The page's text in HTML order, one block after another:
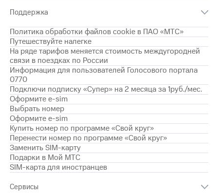
на
eSIM
Для дома
Выберите
и подключите
ТВ
с выгодным
тарифом
Тарифы
Интернет,
ТВ и телефон
для дома
кабинет
интернета
и
ТВ
Личный
кабинет
спутникового
ТВ
Скачать
приложение
Мой
МТС
Акции
Видеонаблюдение
для дома
Поддержка
Политика обработки файлов cookie в ПАО «МТС»
Путешествуйте налегке
На ряде тарифов меняется стоимость междугородней
связи в поездках по России
Информация для пользователей Голосового портала
0770
Подключи подписку «Супер» на 2 месяца за 1руб./мес.
Оформите e-sim
Выбрать номер
Оформите e-sim
Купить номер по программе «Свой круг»
Перенести номер по программе «Свой круг»
Заменить SIM-карту
Подарки в Мой МТС
SIM-карта для иностранцев
Сервисы